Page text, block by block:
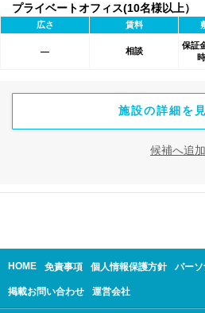
プライベートオフィス(10名様以上）
広さ 賃料
― 相談
保証
施設の詳細を
候補へ追加
HOME 免責事項 個人情報保護方針 パー
掲載お問い合わせ 運営会社